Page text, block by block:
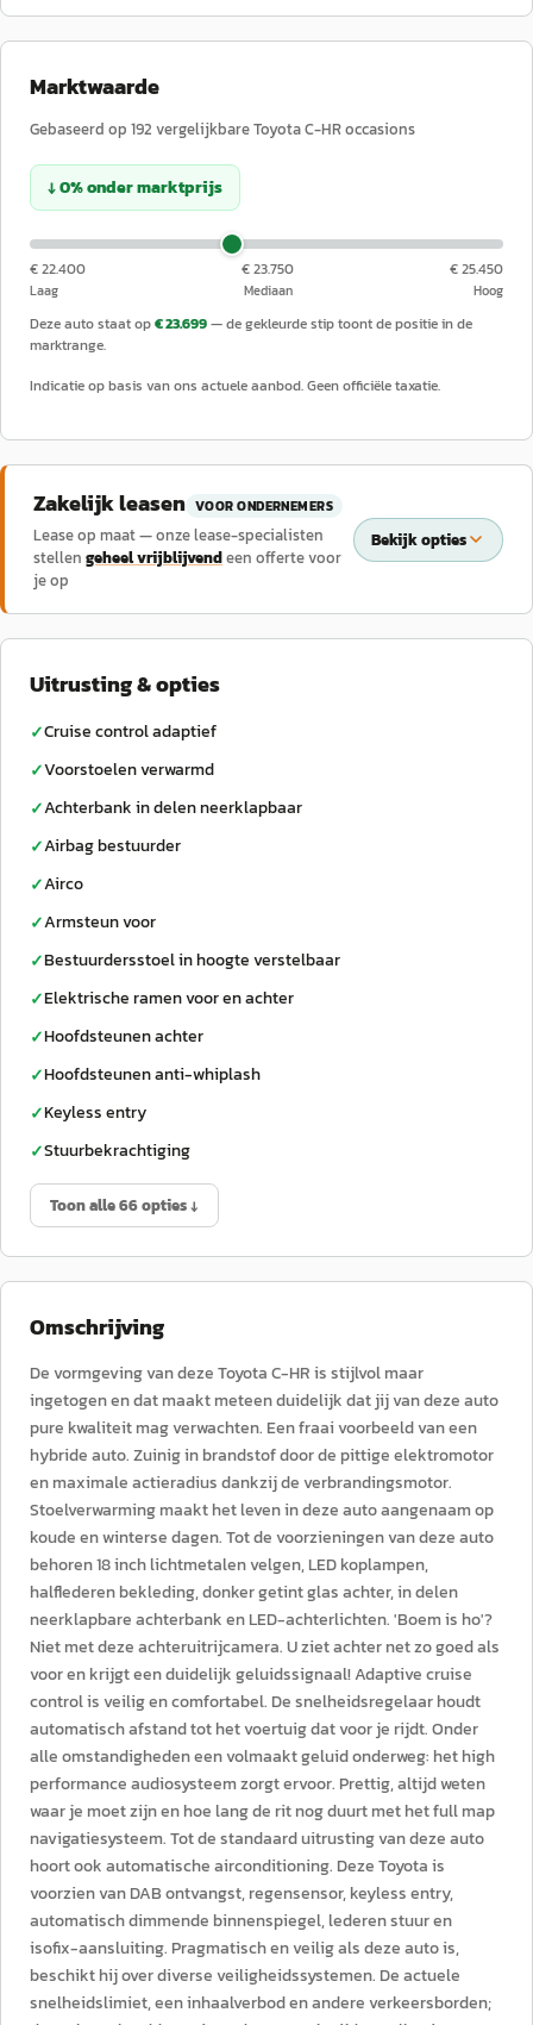
Marktwaarde
Gebaseerd op 192 vergelijkbareToyotaC-HRoccasions
↓0%ondermarktprijs
€ 22.400
Laag
€ 23.750
Mediaan
€ 25.450
Hoog
Deze auto staat op€ 23.699— de gekleurde stip toont de positie in de
marktrange.
Indicatie op basis van ons actuele aanbod. Geen officiële taxatie.
Zakelijk leasen VOOR ONDERNEMERS
Lease op maat — onze lease-specialisten
stellen geheel vrijblijvendeen offerte voor
je op
Bekijk opties
Uitrusting & opties
✓Cruise control adaptief
✓Voorstoelen verwarmd
✓Achterbank in delen neerklapbaar
✓Airbag bestuurder
✓Airco
✓Armsteun voor
✓Bestuurdersstoel in hoogte verstelbaar
✓Elektrische ramen voor en achter
✓Hoofdsteunen achter
✓Hoofdsteunen anti-whiplash
✓Keyless entry
✓Stuurbekrachtiging
Toon alle 66 opties ↓
Omschrijving
De vormgeving van deze Toyota C-HR is stijlvol maar
ingetogen en dat maakt meteen duidelijk dat jij van deze auto
pure kwaliteit mag verwachten. Een fraai voorbeeld van een
hybride auto. Zuinig in brandstof door de pittige elektromotor
en maximale actieradius dankzij de verbrandingsmotor.
Stoelverwarming maakt het leven in deze auto aangenaam op
koude en winterse dagen. Tot de voorzieningen van deze auto
behoren 18 inch lichtmetalen velgen, LED koplampen,
halflederen bekleding, donker getint glas achter, in delen
neerklapbare achterbank en LED-achterlichten. 'Boem is ho'?
Niet met deze achteruitrijcamera. U ziet achter net zo goed als
voor en krijgt een duidelijk geluidssignaal! Adaptive cruise
control is veilig en comfortabel. De snelheidsregelaar houdt
automatisch afstand tot het voertuig dat voor je rijdt. Onder
alle omstandigheden een volmaakt geluid onderweg: het high
performance audiosysteem zorgt ervoor. Prettig, altijd weten
waar je moet zijn en hoe lang de rit nog duurt met het full map
navigatiesysteem. Tot de standaard uitrusting van deze auto
hoort ook automatische airconditioning. Deze Toyota is
voorzien van DAB ontvangst, regensensor, keyless entry,
automatisch dimmende binnenspiegel, lederen stuur en
isofix-aansluiting. Pragmatisch en veilig als deze auto is,
beschikt hij over diverse veiligheidssystemen. De actuele
snelheidslimiet, een inhaalverbod en andere verkeersborden;